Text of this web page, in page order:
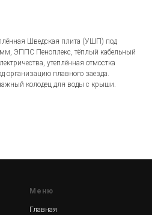
Шведская плита (УШП) под
ЭППС Пеноплекс, тёплый кабельный
утеплённая отмостка
организацию плавного заезда.
колодец для воды с крыши.
Меню
Главная